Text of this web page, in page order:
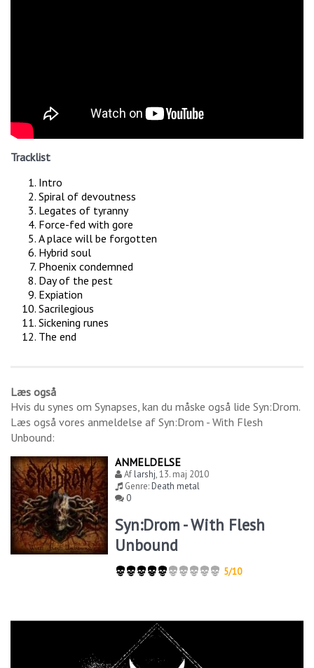
Tracklist
Intro
Spiral of devoutness
Legates of tyranny
Force-fed with gore
A place will be forgotten
Hybrid soul
Phoenix condemned
Day of the pest
Expiation
Sacrilegious
Sickening runes
The end
Læs også
Hvis du synes om Synapses, kan du måske også lide Syn:Drom.
Læs også vores anmeldelse af Syn:Drom - With Flesh
Unbound:
ANMELDELSE
Aflarshj,13. maj 2010
Genre:Death metal
0
Syn:Drom - With Flesh
Unbound
5/10